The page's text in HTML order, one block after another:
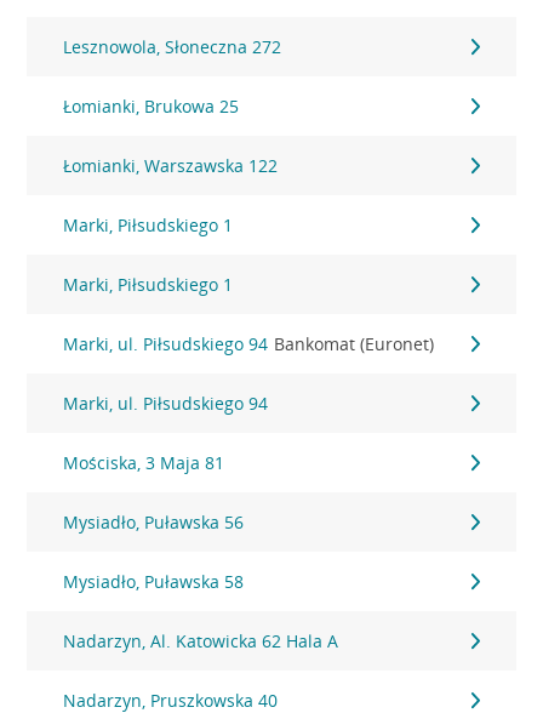
Lesznowola, Słoneczna 272
Łomianki, Brukowa 25
Łomianki, Warszawska 122
Marki, Piłsudskiego 1
Marki, Piłsudskiego 1
Marki, ul. Piłsudskiego 94 Bankomat (Euronet)
Marki, ul. Piłsudskiego 94
Mościska, 3 Maja 81
Mysiadło, Puławska 56
Mysiadło, Puławska 58
Nadarzyn, Al. Katowicka 62 Hala A
Nadarzyn, Pruszkowska 40